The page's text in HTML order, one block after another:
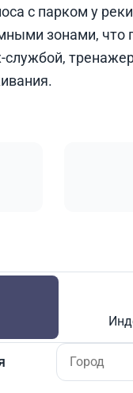
с парком у
зонами,